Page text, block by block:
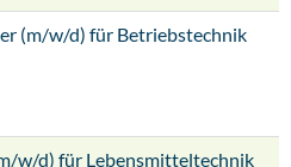
(m/w/d) für Betriebstechnik
w/d) für Lebensmitteltechnik